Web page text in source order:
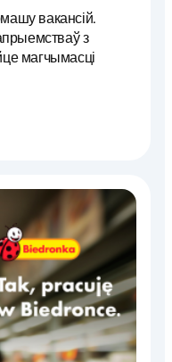
вакансій.
з
магчымасці